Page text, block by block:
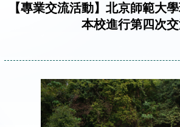
【專業交流活動】北京師範大
本校進行第四次